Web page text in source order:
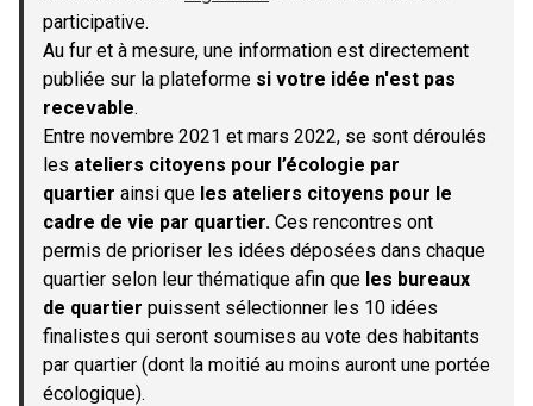
participative.
Au fur et à mesure, une information est directement
publiée sur la plateforme si votre idée n'est pas
recevable.
Entre novembre 2021 et mars 2022, se sont déroulés
les ateliers citoyens pour l’écologie par
quartier ainsi que les ateliers citoyens pour le
cadre de vie par quartier. Ces rencontres ont
permis de prioriser les idées déposées dans chaque
quartier selon leur thématique afin que les bureaux
de quartier puissent sélectionner les 10 idées
finalistes qui seront soumises au vote des habitants
par quartier (dont la moitié au moins auront une portée
écologique).